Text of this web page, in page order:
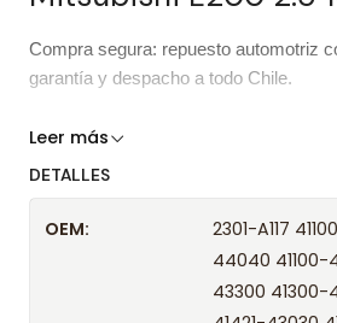
Compra segura: repuesto automotriz
garantía y despacho a todo Chile.
Características del
L200 2.5 1987-
Exedy
Leer más
DETALLES
OEM:
2301-A117
44040 41100-
43300 41300-